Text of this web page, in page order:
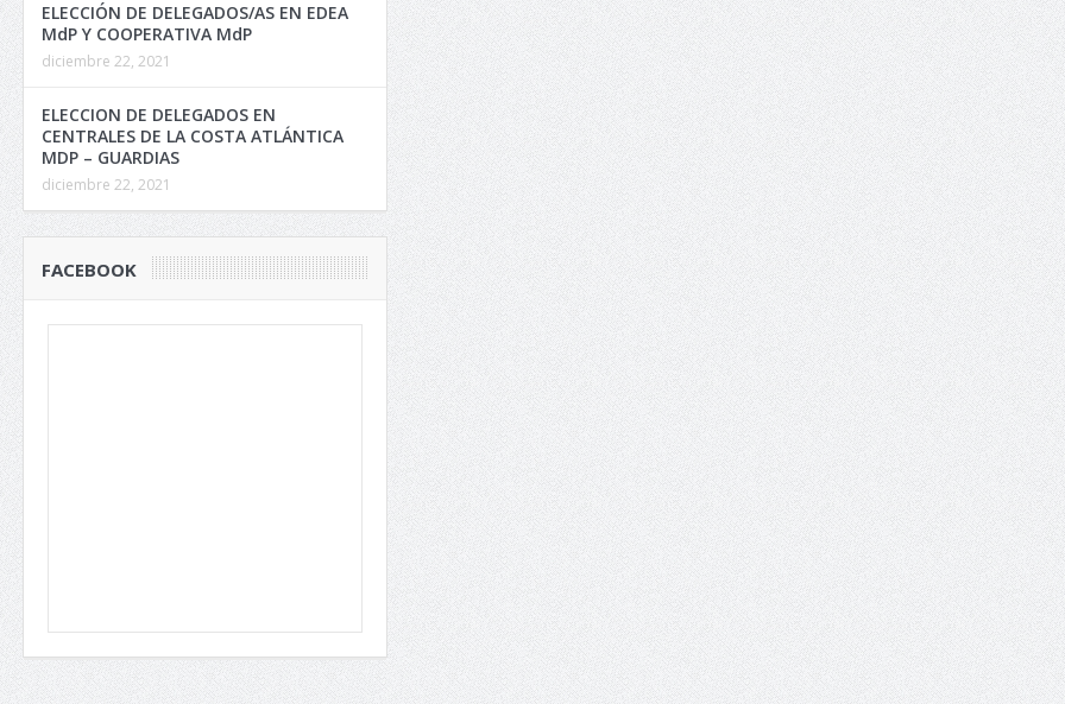
ELECCIÓN DE DELEGADOS/AS EN EDEA
MdP Y COOPERATIVA MdP
diciembre 22, 2021
ELECCION DE DELEGADOS EN
CENTRALES DE LA COSTA ATLÁNTICA
MDP – GUARDIAS
diciembre 22, 2021
FACEBOOK